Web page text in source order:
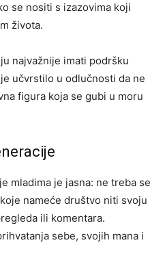
se nositi s izazovima koji
života.
najvažnije imati podršku
učvrstilo u odlučnosti da ne
figura koja se gubi u moru
mladima je jasna: ne treba se
nameće društvo niti svoju
ili komentara.
sebe, svojih mana i